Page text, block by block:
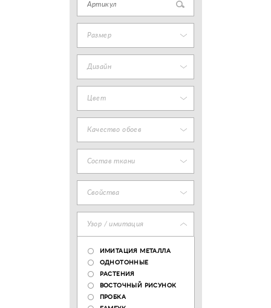
Размер
Дизайн
Цвет
Качество обоев
Состав ткани
Свойства
Узор / имитация
ИМИТАЦИЯ МЕТАЛЛА
ОДНОТОННЫЕ
РАСТЕНИЯ
ВОСТОЧНЫЙ РИСУНОК
ПРОБКА